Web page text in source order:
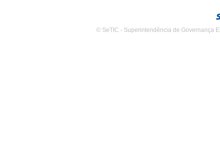
© SeTIC - Superintendência de Governança